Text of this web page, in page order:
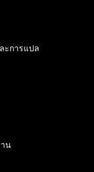
ะการแปล
น